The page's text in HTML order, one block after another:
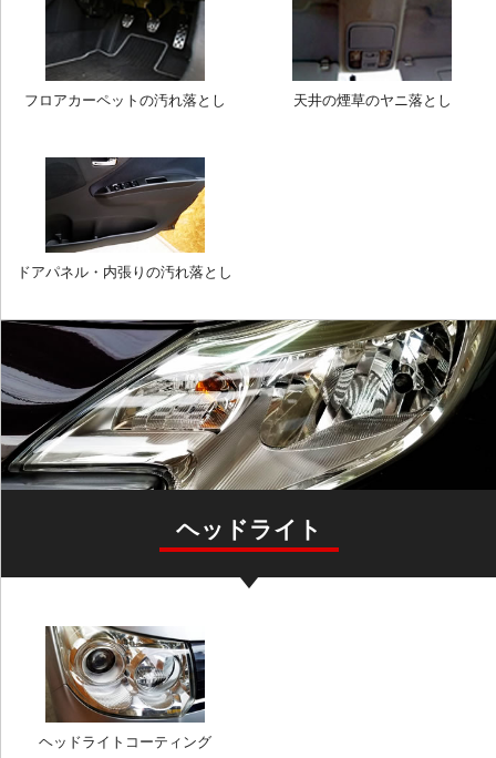
フロアカーペットの汚れ落とし 天井の煙草のヤニ落とし
ドアパネル・内張りの汚れ落とし
ヘッドライト
ヘッドライトコーティング